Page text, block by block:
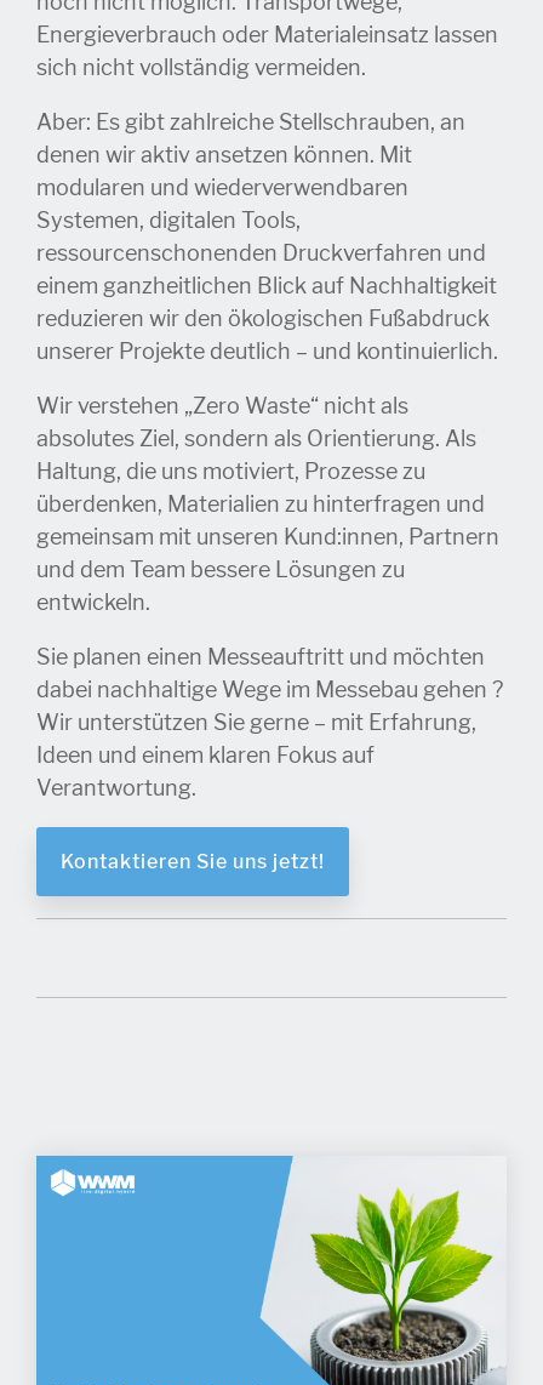
Energieverbrauch oder Materialeinsatz lassen
sich nicht vollständig vermeiden.
Aber: Es gibt zahlreiche Stellschrauben, an
denen wir aktiv ansetzen können. Mit
modularen und wiederverwendbaren
Systemen, digitalen Tools,
ressourcenschonenden Druckverfahren und
einem ganzheitlichen Blick auf Nachhaltigkeit
reduzieren wir den ökologischen Fußabdruck
unserer Projekte deutlich – und kontinuierlich.
Wir verstehen „Zero Waste“ nicht als
absolutes Ziel, sondern als Orientierung. Als
Haltung, die uns motiviert, Prozesse zu
überdenken, Materialien zu hinterfragen und
gemeinsam mit unseren Kund:innen, Partnern
und dem Team bessere Lösungen zu
entwickeln.
Sie planen einen Messeauftritt und möchten
dabei nachhaltige Wege im Messebau gehen ?
Wir unterstützen Sie gerne – mit Erfahrung,
Ideen und einem klaren Fokus auf
Verantwortung.
Kontaktieren Sie uns jetzt!